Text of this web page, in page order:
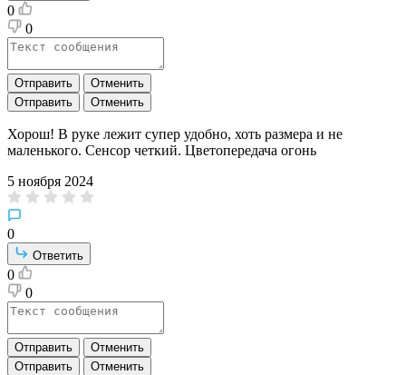
0
0
Отправить
Отменить
Отправить
Отменить
Хорош! В руке лежит супер удобно, хоть размера и не
маленького. Сенсор четкий. Цветопередача огонь
5 ноября 2024
0
Ответить
0
0
Отправить
Отменить
Отправить
Отменить